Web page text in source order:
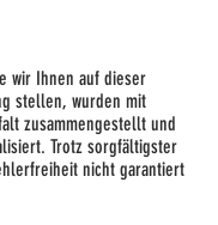
wir Ihnen auf dieser
stellen, wurden mit
zusammengestellt und
Trotz sorgfältigster
nicht garantiert